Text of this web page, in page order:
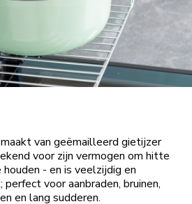
van geëmailleerd gietijzer
voor zijn vermogen om hitte
- en is veelzijdig en
voor aanbraden, bruinen,
en lang sudderen.